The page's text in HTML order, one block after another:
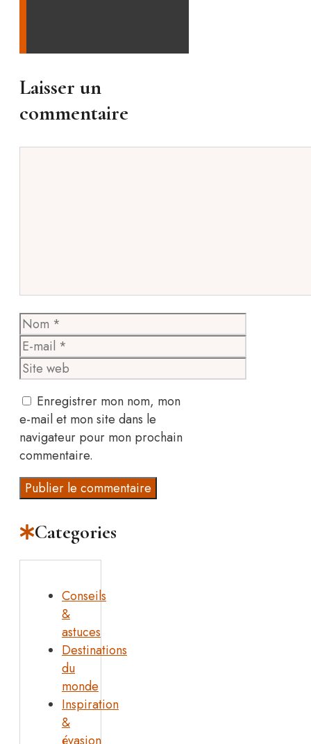
Laisser un
commentaire
Nom
E-
mail
Site
web
Enregistrer mon nom, mon
e-mail et mon site dans le
navigateur pour mon prochain
commentaire.
Categories
Conseils
&
astuces
Destinations
du
monde
Inspiration
&